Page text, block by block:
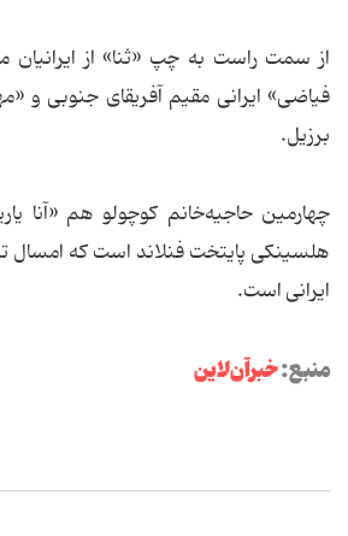
از سمت راست به چپ «ثنا» از ایرانیان
فیاضی» ایرانی مقیم آفریقای جنوبی و
برزیل.
چهارمین حاجیه‌خانم کوچولو هم «آنا
هلسینکی پایتخت فنلاند است که امسال
ایرانی است.
منبع:خبرآن‌لاین